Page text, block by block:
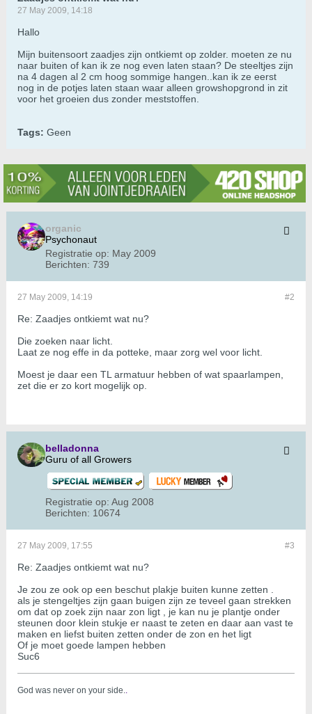
27 May 2009, 14:18
Hallo
Mijn buitensoort zaadjes zijn ontkiemt op zolder. moeten ze nu
naar buiten of kan ik ze nog even laten staan? De steeltjes zijn
na 4 dagen al 2 cm hoog sommige hangen..kan ik ze eerst
nog in de potjes laten staan waar alleen growshopgrond in zit
voor het groeien dus zonder meststoffen.
Tags: Geen
organic
Psychonaut
Registratie op: May 2009
Berichten: 739
#2
27 May 2009, 14:19
Re: Zaadjes ontkiemt wat nu?
Die zoeken naar licht.
Laat ze nog effe in da potteke, maar zorg wel voor licht.
Moest je daar een TL armatuur hebben of wat spaarlampen,
zet die er zo kort mogelijk op.
belladonna
Guru of all Growers
Registratie op: Aug 2008
Berichten: 10674
#3
27 May 2009, 17:55
Re: Zaadjes ontkiemt wat nu?
Je zou ze ook op een beschut plakje buiten kunne zetten .
als je stengeltjes zijn gaan buigen zijn ze teveel gaan strekken
om dat op zoek zijn naar zon ligt , je kan nu je plantje onder
steunen door klein stukje er naast te zeten en daar aan vast te
maken en liefst buiten zetten onder de zon en het ligt
Of je moet goede lampen hebben
Suc6
God was never on your side..